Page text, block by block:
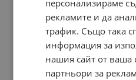
Доставка
Общи условия
Политиката за
персонализираме
рекламите и да
трафик. Също така
информация за
нашия сайт от ваша
партньори за